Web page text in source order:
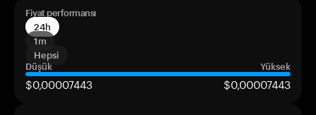
Fiyat performansı
24h
1m
Hepsi
Düşük
Yüksek
$0,00007443 $0,00007443